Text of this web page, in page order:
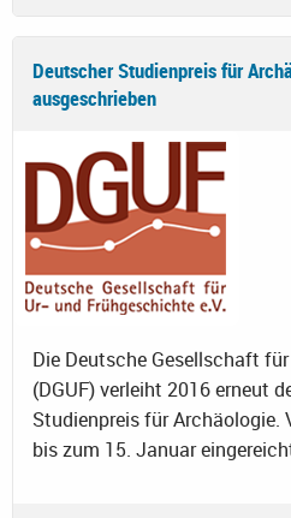
Deutscher Studienpreis für
ausgeschrieben
Die Deutsche Gesellschaft
(DGUF) verleiht 2016 erneut
Studienpreis für Archäologie.
bis zum 15. Januar